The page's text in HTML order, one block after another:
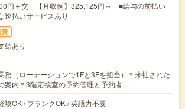
円＋交 【月収例】325,125円～ ■給与の前払い
速払いサービスあり
費
給あり
務（ローテーションで1Fと3Fを担当）＊来社された
案内＊3階応接室の予約管理と予約者…
験OK / ブランクOK / 英語力不要